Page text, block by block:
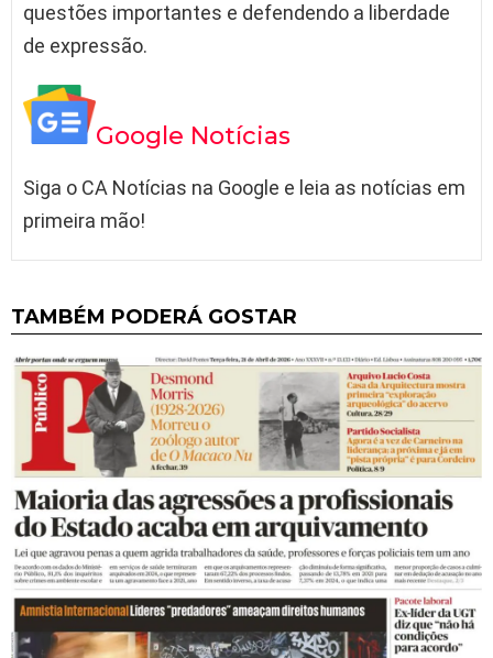
questões importantes e defendendo a liberdade
de expressão.
Google Notícias
Siga o CA Notícias na Google e leia as notícias em
primeira mão!
TAMBÉM PODERÁ GOSTAR